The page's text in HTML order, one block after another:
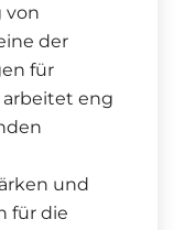
von
der
für
eng
und
für die